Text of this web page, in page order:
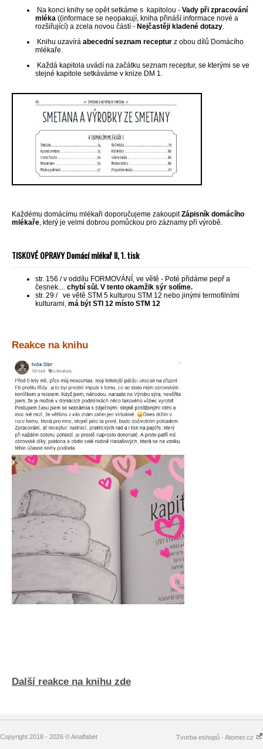
Na konci knihy se opět setkáme s kapitolou - Vady při zpracování
mléka ((informace se neopakují, kniha přináší informace nové a
rozšiřující) a zcela novou částí - Nejčastěji kladené dotazy.
Knihu uzavírá abecední seznam receptur z obou dílů Domácího
mlékaře.
Každá kapitola uvádí na začátku seznam receptur, se kterými se ve
stejné kapitole setkáváme v knize DM 1.
Každému domácímu mlékaři doporučujeme zakoupitZápisník domácího
mlékaře , který je velmi dobrou pomůckou pro záznamy při výrobě.
TISKOVÉ OPRAVY Domácí mlékař II, 1. tisk
str. 156 / v oddílu FORMOVÁNÍ, ve větě - Poté přidáme pepř a
česnek....
chybí sůl. V tento okamžik sýr solíme.
str. 29 / ve větě STM 5 kulturou STM 12 nebo jinými termofilními
kulturami, má být STI 12 místo STM 12
Reakce na knihu
Další reakce na knihu zde
Copyright 2018 - 2026 © Analfabet Tvorba eshopů - Atomer.cz